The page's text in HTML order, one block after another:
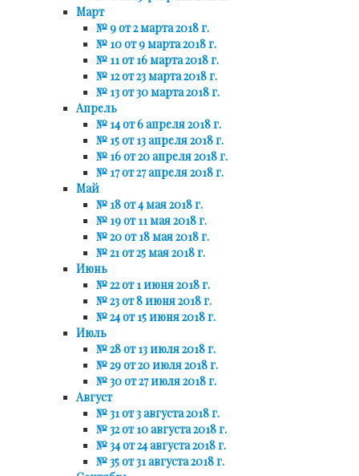
Март
№ 9 от 2 марта 2018 г.
№ 10 от 9 марта 2018 г.
№ 11 от 16 марта 2018 г.
№ 12 от 23 марта 2018 г.
№ 13 от 30 марта 2018 г.
Апрель
№ 14 от 6 апреля 2018 г.
№ 15 от 13 апреля 2018 г.
№ 16 от 20 апреля 2018 г.
№ 17 от 27 апреля 2018 г.
Май
№ 18 от 4 мая 2018 г.
№ 19 от 11 мая 2018 г.
№ 20 от 18 мая 2018 г.
№ 21 от 25 мая 2018 г.
Июнь
№ 22 от 1 июня 2018 г.
№ 23 от 8 июня 2018 г.
№ 24 от 15 июня 2018 г.
Июль
№ 28 от 13 июля 2018 г.
№ 29 от 20 июля 2018 г.
№ 30 от 27 июля 2018 г.
Август
№ 31 от 3 августа 2018 г.
№ 32 от 10 августа 2018 г.
№ 34 от 24 августа 2018 г.
№ 35 от 31 августа 2018 г.